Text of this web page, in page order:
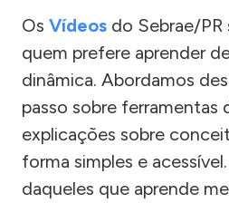
Os Vídeos do Sebrae/PR
quem prefere aprender
dinâmica. Abordamos
passo sobre ferramentas
explicações sobre
forma simples e
daqueles que aprende